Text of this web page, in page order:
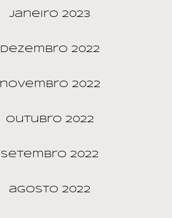
janeiro 2023
dezembro 2022
novembro 2022
outubro 2022
setembro 2022
agosto 2022